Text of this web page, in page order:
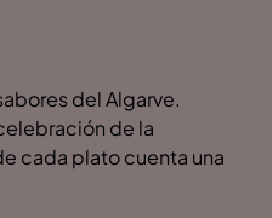
del Algarve.
de la
cada plato cuenta una